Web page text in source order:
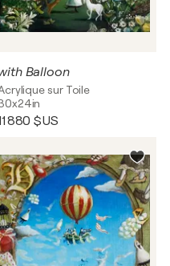
Balloon
sur Toile
880 $US